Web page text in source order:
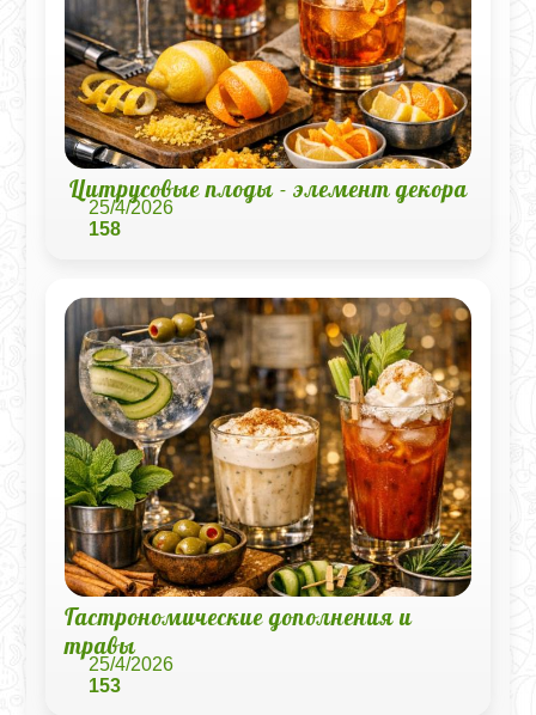
Цитрусовые плоды - элемент декора
25/4/2026
158
Гастрономические дополнения и
травы
25/4/2026
153